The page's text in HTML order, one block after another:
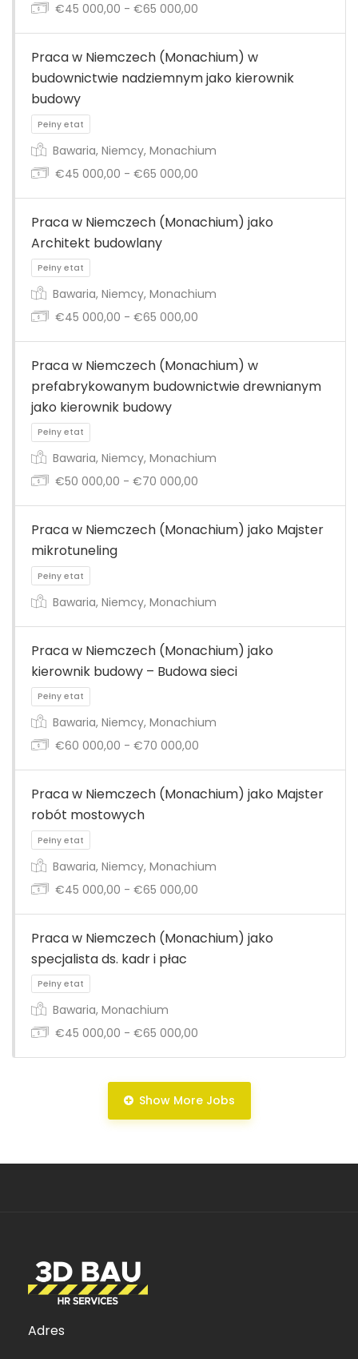
Pełny etat
Pełny etat
€45 000,00 - €65 000,00
Praca w Niemczech (Monachium) w
budownictwie nadziemnym jako kierownik
budowy
Pełny etat
Bawaria, Niemcy, Monachium
€45 000,00 - €65 000,00
Praca w Niemczech (Monachium) jako
Architekt budowlany
Pełny etat
Bawaria, Niemcy, Monachium
€45 000,00 - €65 000,00
Praca w Niemczech (Monachium) w
prefabrykowanym budownictwie drewnianym
jako kierownik budowy
Pełny etat
Bawaria, Niemcy, Monachium
€50 000,00 - €70 000,00
Praca w Niemczech (Monachium) jako Majster
mikrotuneling
Pełny etat
Bawaria, Niemcy, Monachium
Praca w Niemczech (Monachium) jako
kierownik budowy – Budowa sieci
Bawaria, Niemcy, Monachium
€60 000,00 - €70 000,00
Praca w Niemczech (Monachium) jako Majster
robót mostowych
Bawaria, Niemcy, Monachium
€45 000,00 - €65 000,00
Praca w Niemczech (Monachium) jako
specjalista ds. kadr i płac
Bawaria, Monachium
€45 000,00 - €65 000,00
Show More Jobs
Adres